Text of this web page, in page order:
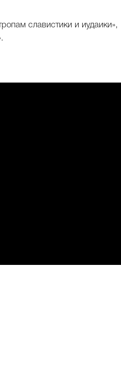
славистики и иудаики»,